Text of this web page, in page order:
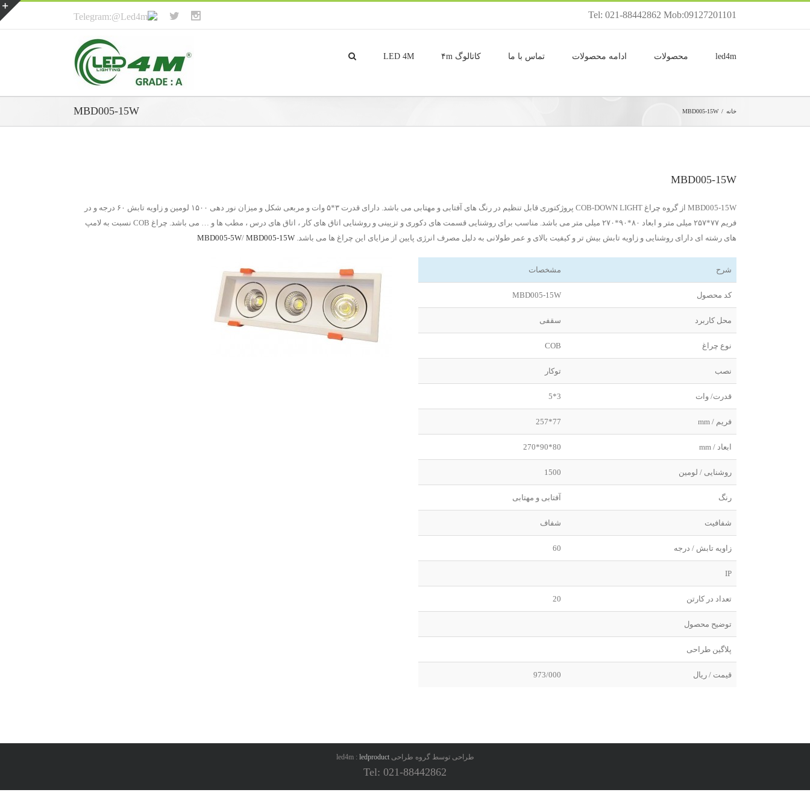
Tel: 021-88442862 Mob:09127201101
led4m محصولات ادامه محصولات تماس با ما کاتالوگ ۴m LED 4M
MBD005-15W خانه /
MBD005-15W
MBD005-15W
MBD005-15W از گروه چراغ COB-DOWN LIGHT پروژکتوری قابل تنظیم در رنگ های آفتابی و مهتابی می باشد. دارای قدرت ۳*۵ وات و مربعی شکل و میزان نور دهی ۱۵۰۰ لومین و زاویه تابش ۶۰ درجه و در
فریم ۷۷*۲۵۷ میلی متر و ابعاد ۸۰*۹۰*۲۷۰ میلی متر می باشد. مناسب برای روشنایی قسمت های دکوری و تزیینی و روشنایی اتاق های کار ، اتاق های درس ، مطب ها و … می باشد. چراغ COB نسبت به لامپ
های رشته ای دارای روشنایی و زاویه تابش بیش تر و کیفیت بالای و عمر طولانی به دلیل مصرف انرژی پایین از مزایای این چراغ ها می باشد.
MBD005-5W/ MBD005-15W
شرح مشخصات
کد محصول MBD005-15W
محل کاربرد سقفی
نوع چراغ COB
نصب توکار
قدرت/ وات 3*5
فریم / mm 77*257
ابعاد / mm 80*90*270
روشنایی / لومین 1500
رنگ آفتابی و مهتابی
شفافیت شفاف
زاویه تابش / درجه 60
IP
تعداد در کارتن 20
توضیح محصول
پلاگین طراحی
قیمت / ریال 973/000
طراحی توسط گروه طراحی led4m :ledproduct
Tel: 021-88442862